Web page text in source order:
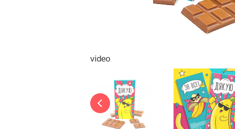
video